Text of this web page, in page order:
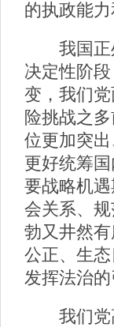
的执政能
我国正处
决定性阶
变，我们
险挑战之
位更加突
更好统筹
要战略机
会关系、
勃又井然
公正、生
发挥法治的
我们党高